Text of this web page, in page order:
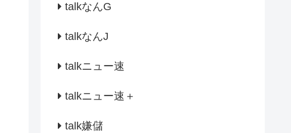
talkなんG
talkなんJ
talkニュー速
talkニュー速＋
talk嫌儲